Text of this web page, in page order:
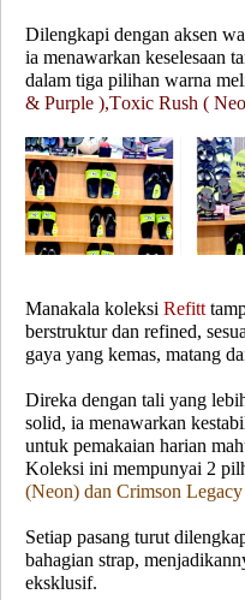
Dilengkapi dengan aksen
ia menawarkan keselesaan
dalam tiga pilihan warna
& Purple ),Toxic Rush (
Manakala koleksi Refitt
berstruktur dan refined,
gaya yang kemas, matang
Direka dengan tali yang
solid, ia menawarkan
untuk pemakaian harian
Koleksi ini mempunyai 2
(Neon) dan Crimson
Setiap pasang turut
bahagian strap,
eksklusif.